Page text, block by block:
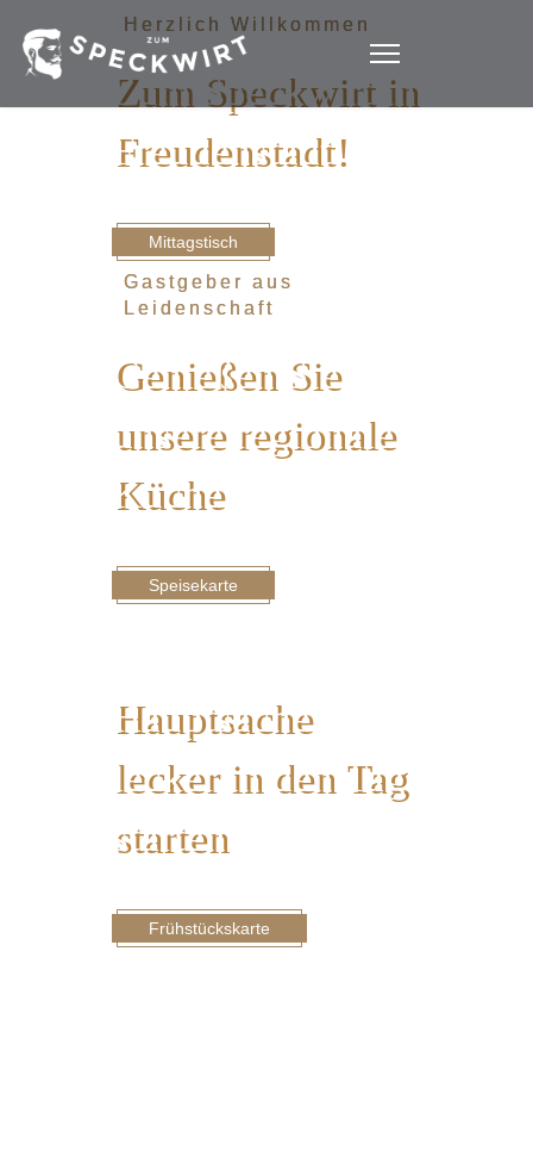
Herzlich Willkommen
Zum Speckwirt in
Freudenstadt!
Mittagstisch
Gastgeber aus
Leidenschaft
Genießen Sie
unsere regionale
Küche
Speisekarte
Hauptsache
lecker in den Tag
starten
Frühstückskarte